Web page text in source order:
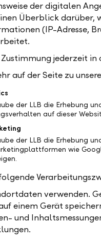
Phases of life
Your situation
and a long
for your success.
Assets
der digitalen
Überblick darüber,
(IP-Adresse,
jederzeit in
auf der Seite zu
der LLB die Erhebung
auf dieser
der LLB die Erhebung
wie
verwenden.
einem Gerät
und